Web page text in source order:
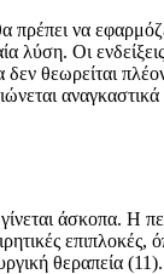
να
λύση. Οι
θεωρείται
άσκοπα. Η
θεραπεία